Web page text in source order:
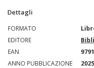
Dettagli
FORMATO
EDITORE
EAN
ANNO PUBBLICAZIONE
2025